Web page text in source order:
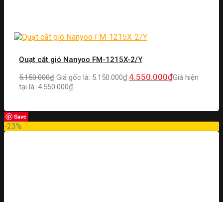
Quạt cắt gió Nanyoo FM-1215X-2/Y
5.150.000₫ Giá gốc là: 5.150.000₫.4.550.000₫Giá hiện
tại là: 4.550.000₫.
Save
-23%